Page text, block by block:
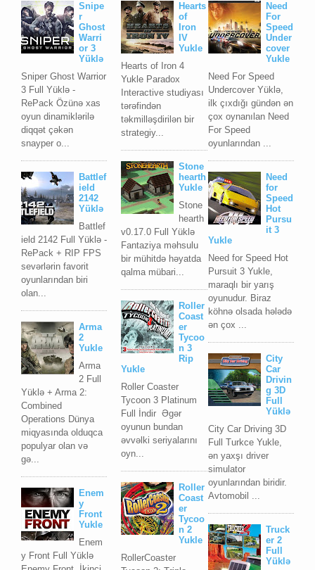
Snipe
r
Ghost
Warri
or 3
Yüklə
Sniper Ghost Warrior
3 Full Yüklə -
RePack Özünə xas
oyun dinamiklərilə
diqqət çəkən
snayper o...
Battlef
ield
2142
Yüklə
Battlef
ield 2142 Full Yüklə -
RePack + RIP FPS
sevərlərin favorit
oyunlarından biri
olan...
Arma
2
Yukle
Arma
2 Full
Yüklə + Arma 2:
Combined
Operations Dünya
miqyasında olduqca
populyar olan və
gə...
Enem
y
Front
Yukle
Enem
y Front Full Yüklə
Need
For
Speed
Under
cover
Yukle
Need For Speed
Undercover Yüklə,
ilk çıxdığı gündən ən
çox oynanılan Need
For Speed
oyunlarından ...
Need
for
Speed
Hot
Pursu
it 3
Yukle
Need for Speed Hot
Pursuit 3 Yukle,
maraqlı bir yarış
oyunudur. Biraz
köhnə olsada hələdə
ən çox ...
City
Car
Drivin
g 3D
Full
Yüklə
City Car Driving 3D
Full Turkce Yukle,
ən yaxşı driver
simulator
oyunlarından biridir.
Avtomobil ...
Truck
er 2
Full
Yüklə
Hearts
of
Iron
IV
Yukle
Hearts of Iron 4
Yukle Paradox
Interactive studiyası
tərəfindən
təkmilləşdirilən bir
strategiy...
Stone
hearth
Yukle
Stone
hearth
v0.17.0 Full Yüklə
Fantaziya məhsulu
bir mühitdə həyatda
qalma mübari...
Roller
Coast
er
Tycoo
n 3
Rip
Yukle
Roller Coaster
Tycoon 3 Platinum
Full İndir Əgər
oyunun bundan
əvvəlki seriyalarını
oyn...
Roller
Coast
er
Tycoo
n 2
Yukle
RollerCoaster